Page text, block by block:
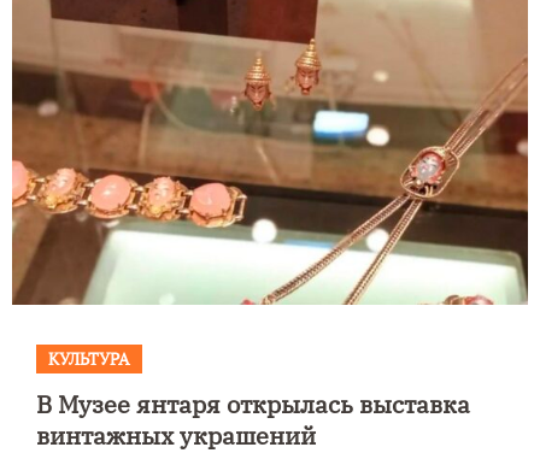
КУЛЬТУРА
В Музее янтаря открылась выставка
винтажных украшений